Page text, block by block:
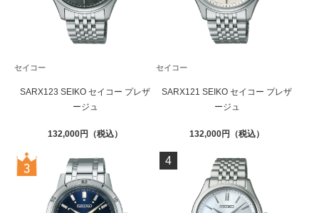
セイコー
SARX123 SEIKO セイコー プレザ
ージュ
132,000
セイコー
SARX121 SEIKO セイコー プレザ
ージュ
132,000
4